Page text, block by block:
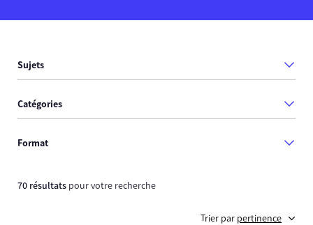
Sujets
Catégories
Format
70 résultats pour votre recherche
Trier par pertinence